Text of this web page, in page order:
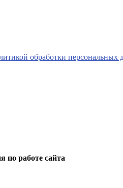
обработки персональных
по работе сайта